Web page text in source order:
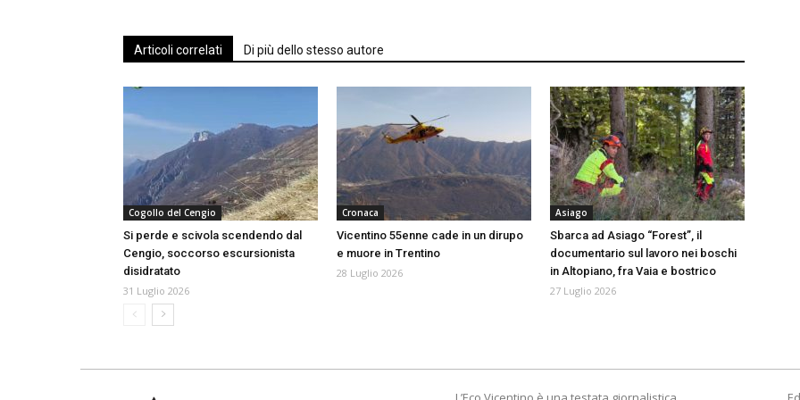
Articoli correlati Di più dello stesso autore
Cogollo del Cengio
Si perde e scivola scendendo dal
Cengio, soccorso escursionista
disidratato
31 Luglio 2026
Cronaca
Vicentino 55enne cade in un dirupo
e muore in Trentino
28 Luglio 2026
Asiago
Sbarca ad Asiago “Forest”, il
documentario sul lavoro nei boschi
in Altopiano, fra Vaia e bostrico
27 Luglio 2026